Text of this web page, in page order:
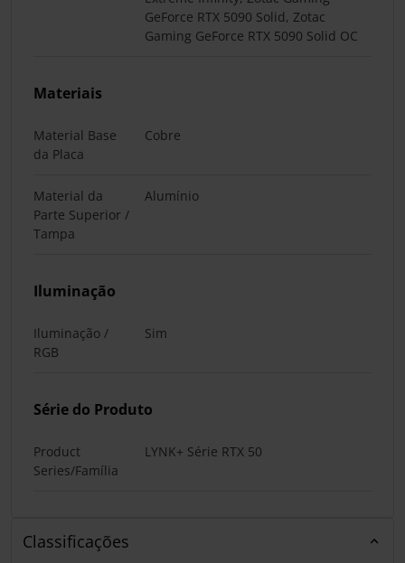
GeForce RTX 5090 Solid, Zotac
Gaming GeForce RTX 5090 Solid OC
Materiais
Material Base
da Placa
Cobre
Material da
Parte Superior /
Tampa
Alumínio
Iluminação
Iluminação /
RGB
Sim
Série do Produto
Product
Series/Família
LYNK+ Série RTX 50
Classificações